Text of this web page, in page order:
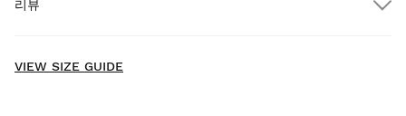
택배 무료
리뷰
VIEW SIZE GUIDE